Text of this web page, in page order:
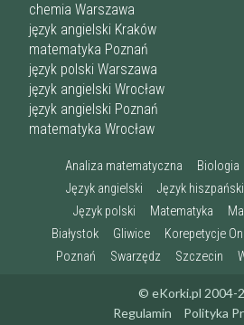
chemia Warszawa
język angielski Kraków
matematyka Poznań
język polski Warszawa
język angielski Wrocław
język angielski Poznań
matematyka Wrocław
Analiza matematyczna Biologia
Język angielski
Język hiszpański
Język polski
Matematyka
Białystok
Gliwice Korepetycje
Poznań
Swarzędz Szczecin
© eKorki.pl 2004-
Regulamin
Polityka